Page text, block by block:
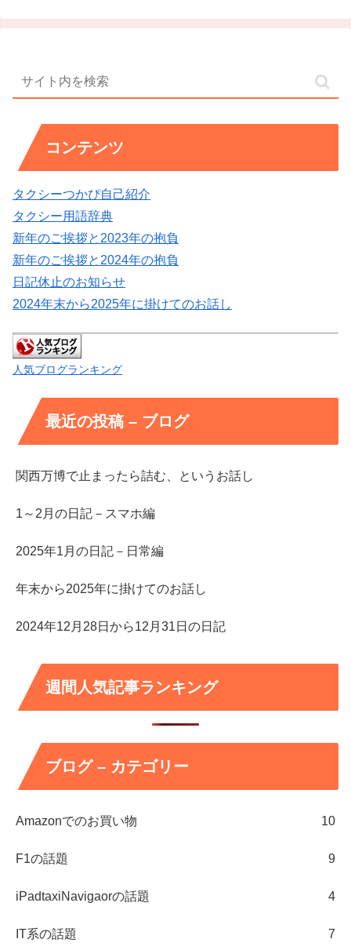
コンテンツ
タクシーつかぴ自己紹介
タクシー用語辞典
新年のご挨拶と2023年の抱負
新年のご挨拶と2024年の抱負
日記休止のお知らせ
2024年末から2025年に掛けてのお話し
人気ブログランキング
最近の投稿 – ブログ
関西万博で止まったら詰む、というお話し
1～2月の日記－スマホ編
2025年1月の日記－日常編
年末から2025年に掛けてのお話し
2024年12月28日から12月31日の日記
週間人気記事ランキング
ブログ – カテゴリー
Amazonでのお買い物 10
F1の話題 9
iPadtaxiNavigaorの話題 4
IT系の話題 7